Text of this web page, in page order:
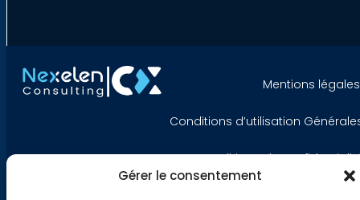
Gérer le consentement
Mentions
Conditions d’utilisation
Politique de